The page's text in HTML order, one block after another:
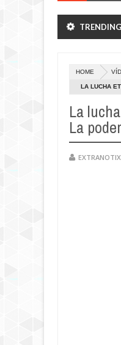
TRENDING
a humanoides enanos
HOME
LA LUCHA
La
La